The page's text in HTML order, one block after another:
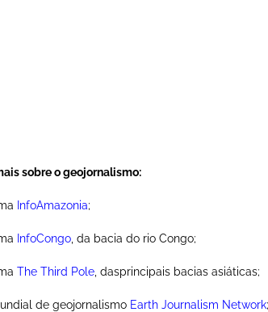
sobre o geojornalismo:
InfoAmazonia;
InfoCongo , da bacia do rio Congo;
The Third Pole , dasprincipais bacias asiáticas;
de geojornalismo Earth Journalism Network;